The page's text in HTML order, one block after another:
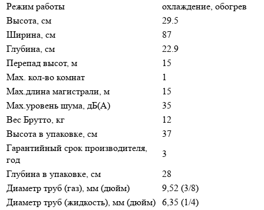
Режим работы
охлаждение, обогрев
Высота, см
29.5
Ширина, см
87
Глубина, см
22.9
Перепад высот, м
15
Max. кол-во комнат
1
Max.длина магистрали, м
15
Max.уровень шума, дБ(А)
35
Вес Брутто, кг
12
Высота в упаковке, см
37
Гарантийный срок производителя,
год
3
Глубина в упаковке, см
28
Диаметр труб (газ), мм (дюйм)
9,52 (3/8)
Диаметр труб (жидкость), мм (дюйм) 6,35 (1/4)